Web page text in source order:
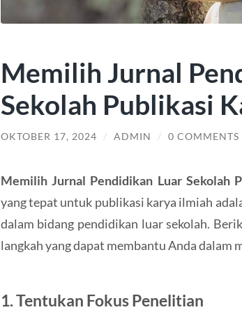
Memilih Jurnal
Sekolah Publikasi
OKTOBER 17, 2024 / ADMIN / 0 COMMENTS
Memilih Jurnal Pendidikan Luar Sekolah
yang tepat untuk publikasi karya ilmiah
dalam bidang pendidikan luar sekolah.
langkah yang dapat membantu Anda dalam
1. Tentukan Fokus Penelitian